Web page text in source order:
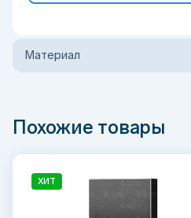
Материал
Похожие товары
ХИТ